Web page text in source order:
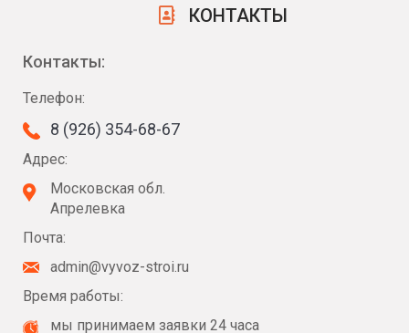
КОНТАКТЫ
Контакты:
Телефон:
8 (926) 354-68-67
Адрес:
Московская обл.
Апрелевка
Почта:
admin@vyvoz-stroi.ru
Время работы:
мы принимаем заявки 24 часа